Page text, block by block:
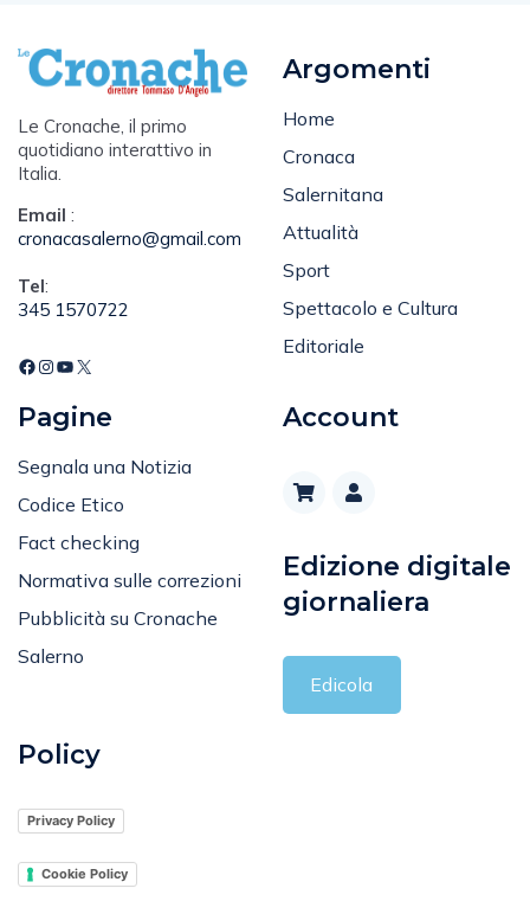
Le Cronache, il primo
quotidiano interattivo in
Italia.
Email :
cronacasalerno@gmail.com
Tel:
345 1570722
Argomenti
Home
Cronaca
Salernitana
Attualità
Sport
Spettacolo e Cultura
Editoriale
Pagine
Segnala una Notizia
Codice Etico
Fact checking
Normativa sulle correzioni
Pubblicità su Cronache
Salerno
Account
Edizione digitale
giornaliera
Edicola
Policy
Privacy Policy
Cookie Policy